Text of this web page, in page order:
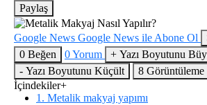
Paylaş
Google News Google News ile Abone Ol
0 Beğen 0Yorum + Yazı Boyutunu
- Yazı Boyutunu Küçült 8 Görüntüleme
İçindekiler+
1. Metalik makyaj yapımı